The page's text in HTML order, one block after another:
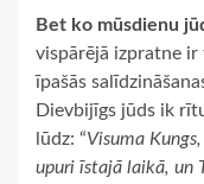
Bet ko mūsdienu
vispārējā izpratne ir
īpašās
Dievbijīgs jūds ik
lūdz: “Visuma
upuri īstajā laikā, un